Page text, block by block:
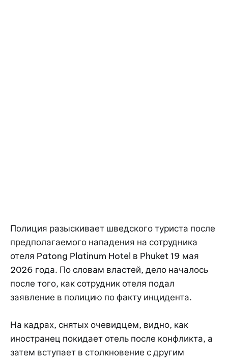
Полиция разыскивает шведского туриста после
предполагаемого нападения на сотрудника
отеля Patong Platinum Hotel в Phuket 19 мая
2026 года. По словам властей, дело началось
после того, как сотрудник отеля подал
заявление в полицию по факту инцидента.
На кадрах, снятых очевидцем, видно, как
иностранец покидает отель после конфликта, а
затем вступает в столкновение с другим